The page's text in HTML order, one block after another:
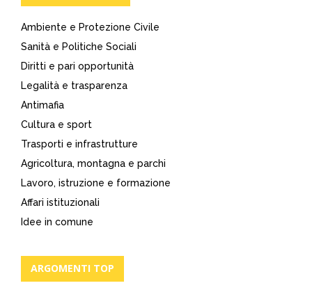
Ambiente e Protezione Civile
Sanità e Politiche Sociali
Diritti e pari opportunità
Legalità e trasparenza
Antimafia
Cultura e sport
Trasporti e infrastrutture
Agricoltura, montagna e parchi
Lavoro, istruzione e formazione
Affari istituzionali
Idee in comune
ARGOMENTI TOP